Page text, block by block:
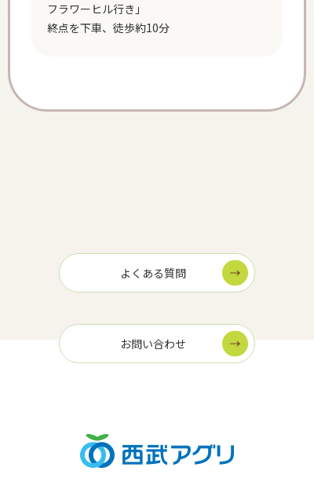
フラワーヒル行き」
終点を下車、徒歩約10分
よくある質問
お問い合わせ